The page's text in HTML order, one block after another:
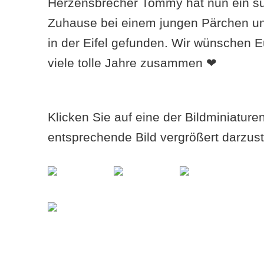
Zuhause bei einem jungen Pärchen
in der Eifel gefunden. Wir wünschen
viele tolle Jahre zusammen ❤
Klicken Sie auf eine der
entsprechende Bild vergrößert